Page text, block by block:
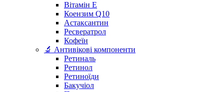
Вітамін Е
Коензим Q10
Астаксантин
Ресвератрол
Кофеїн
🔬 Антивікові компоненти
Ретиналь
Ретинол
Ретиноїди
Бакучіол